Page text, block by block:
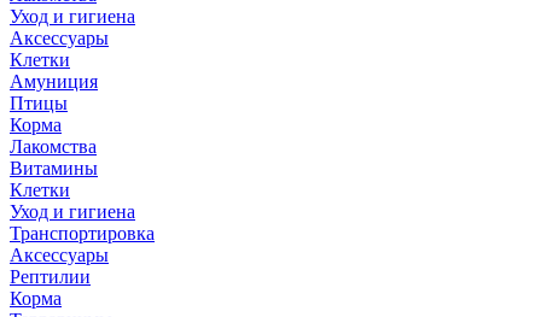
Уход и гигиена
Аксессуары
Клетки
Амуниция
Птицы
Корма
Лакомства
Витамины
Клетки
Уход и гигиена
Транспортировка
Аксессуары
Рептилии
Корма